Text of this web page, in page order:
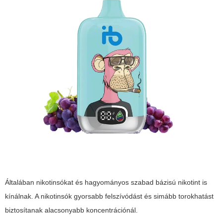
Általában nikotinsókat és hagyományos szabad bázisú nikotint is
kínálnak. A nikotinsók gyorsabb felszívódást és simább torokhatást
biztosítanak alacsonyabb koncentrációnál.